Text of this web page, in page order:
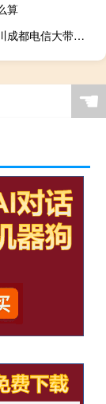
算
御速云：四川成都电信大带宽100M大带宽127.5元/月起，300M大带宽物理服务器2400元/月起（40核64G/480G固态/G口接入）
☚